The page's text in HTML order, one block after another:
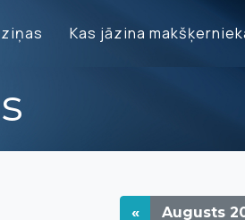
Kas jāzina
« Augusts